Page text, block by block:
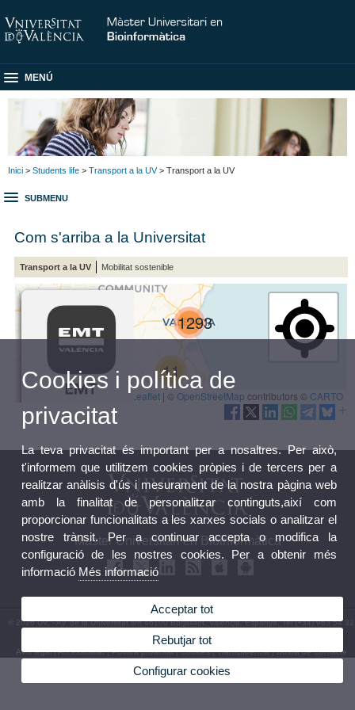
MENÚ
Inici > Students life > Transport a la UV> Transport a la UV
SUBMENU
Com s'arriba a la Universitat
Transport a la UV Mobilitat sostenible
Màster Universitari en Bioinformàtica
© 2026 UV. - Av. de la Universitat s/n 46100 Burjassot. València. Espanya. Tel (+34) 963 54 32
Avís legal|Accessibilitat|Política privacitat|Cookies|Transparència|Bùstia de Contacte
Cookies i política de
privacitat
La teva privacitat és important per a nosaltres. Per això,
t'informem que utilitzem cookies pròpies i de tercers per a
realitzar anàlisis d'ús i mesurament de la nostra pàgina web
amb la finalitat de personalitzar continguts,així com
proporcionar funcionalitats a les xarxes socials o analitzar el
nostre trànsit. Per a continuar accepta o modifica la
configuració de les nostres cookies. Per a obtenir més
informació Més informació
Acceptar tot
Rebutjar tot
Configurar cookies